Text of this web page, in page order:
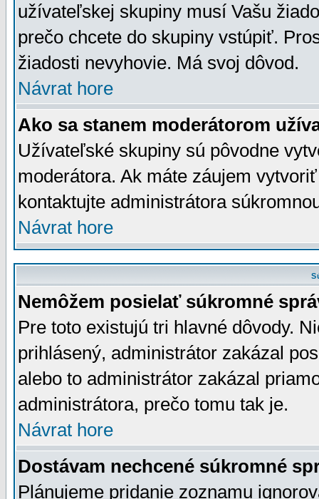
užívateľskej skupiny musí Vašu
prečo chcete do skupiny vstúpiť.
žiadosti nevyhovie. Má svoj dôvod.
Návrat hore
Ako sa stanem moderátorom
Užívateľské skupiny sú pôvodne
moderátora. Ak máte záujem
kontaktujte administrátora
Návrat hore
Nemôžem posielať súkromné
Pre toto existujú tri hlavné dôvody.
prihlásený, administrátor zakázal
alebo to administrátor zakázal
administrátora, prečo tomu tak je.
Návrat hore
Dostávam nechcené súkromné
Plánujeme pridanie zoznamu